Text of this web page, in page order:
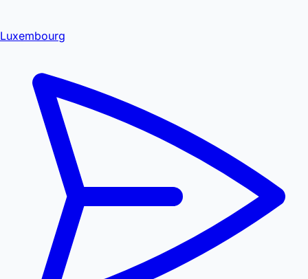
Luxembourg